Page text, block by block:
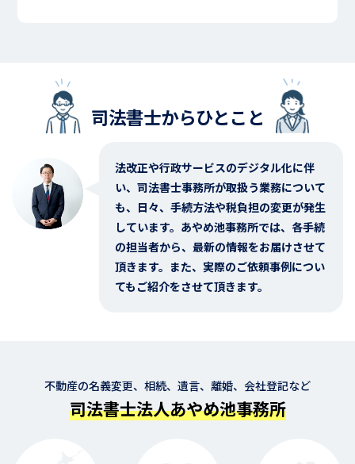
司法書士からひとこと
法改正や行政サービスのデジタル化に伴
い、司法書士事務所が取扱う業務について
も、日々、手続方法や税負担の変更が発生
しています。あやめ池事務所では、各手続
の担当者から、最新の情報をお届けさせて
頂きます。また、実際のご依頼事例につい
てもご紹介をさせて頂きます。
不動産の名義変更、相続、遺言、離婚、会社登記など
司法書士法人あやめ池事務所